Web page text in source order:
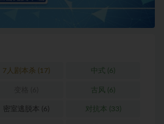
7人剧本杀 (17) 中式 (6)
古风 (6)
密室逃脱本 (6) 对抗本 (33)